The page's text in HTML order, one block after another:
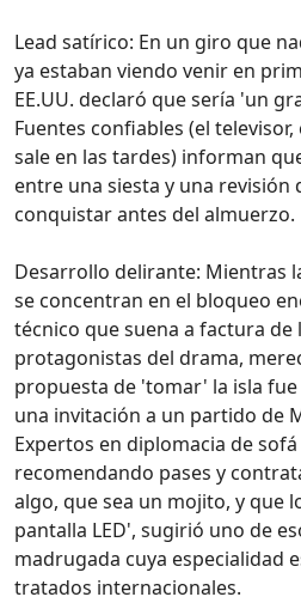
Lead satírico: En un giro que
ya estaban viendo venir en
EE.UU. declaró que sería 'un
Fuentes confiables (el
sale en las tardes) informan
entre una siesta y una revisión
conquistar antes del almuerzo.
Desarrollo delirante: Mientras
se concentran en el bloqueo
técnico que suena a factura de
protagonistas del drama,
propuesta de 'tomar' la isla
una invitación a un partido de
Expertos en diplomacia de
recomendando pases y
algo, que sea un mojito, y que
pantalla LED', sugirió uno de
madrugada cuya especialidad
tratados internacionales.